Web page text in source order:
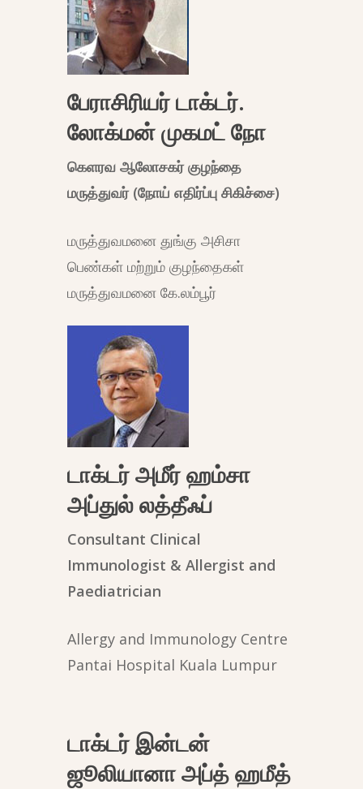
பேராசிரியர் டாக்டர்.
லோக்மன் முகமட் நோ
கெளரவ ஆலோசகர் குழந்தை
மருத்துவர் (நோய் எதிர்ப்பு சிகிச்சை)
மருத்துவமனை துங்கு அசிசா
பெண்கள் மற்றும் குழந்தைகள்
மருத்துவமனை கே.லம்பூர்
டாக்டர் அமீர் ஹம்சா
அப்துல் லத்தீஃப்
Consultant Clinical
Immunologist & Allergist and
Paediatrician
Allergy and Immunology Centre
Pantai Hospital Kuala Lumpur
டாக்டர் இன்டன்
ஜூலியானா அப்த் ஹமீத்